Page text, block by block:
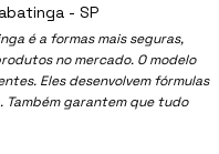
é a formas mais seguras,
no mercado. O modelo
Eles desenvolvem fórmulas
Também garantem que tudo
- SP